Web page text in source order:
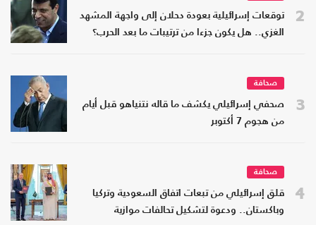
2
توقعات إسرائيلية بعودة دحلان إلى واجهة المشهد
الغزي.. هل يكون جزءا من ترتيبات ما بعد الحرب؟
3
صحافة
صحفي إسرائيلي يكشف ما قاله نتنياهو قبل أيام
من هجوم 7 أكتوبر
4
صحافة
قلق إسرائيلي من تبعات اتفاق السعودية وتركيا
وباكستان.. ودعوة لتشكيل تحالفات موازية